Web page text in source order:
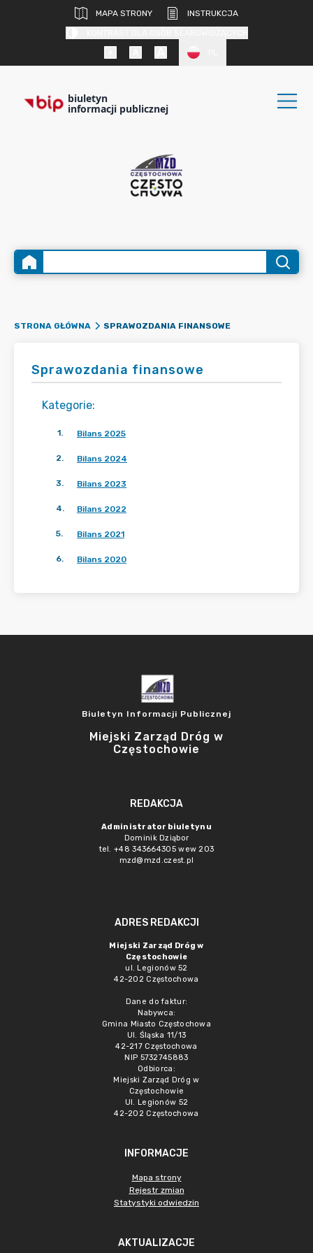
MAPA STRONY
INSTRUKCJA
biuletyn
informacji publicznej
STRONA GŁÓWNA SPRAWOZDANIA FINANSOWE
Sprawozdania finansowe
Kategorie:
1. Bilans 2025
2. Bilans 2024
3. Bilans 2023
4. Bilans 2022
5. Bilans 2021
6. Bilans 2020
Biuletyn Informacji Publicznej
Miejski Zarząd Dróg w
Częstochowie
REDAKCJA
Administrator biuletynu
Dominik Dziąbor
tel. +48 343664305 wew 203
mzd@mzd.czest.pl
ADRES REDAKCJI
Miejski Zarząd Dróg w
Częstochowie
ul. Legionów 52
42-202 Częstochowa
Dane do faktur:
Nabywca:
Gmina Miasto Częstochowa
Ul. Śląska 11/13
42-217 Częstochowa
NIP 5732745883
Odbiorca:
Miejski Zarząd Dróg w
Częstochowie
Ul. Legionów 52
42-202 Częstochowa
INFORMACJE
Mapa strony
Rejestr zmian
Statystyki odwiedzin
AKTUALIZACJE